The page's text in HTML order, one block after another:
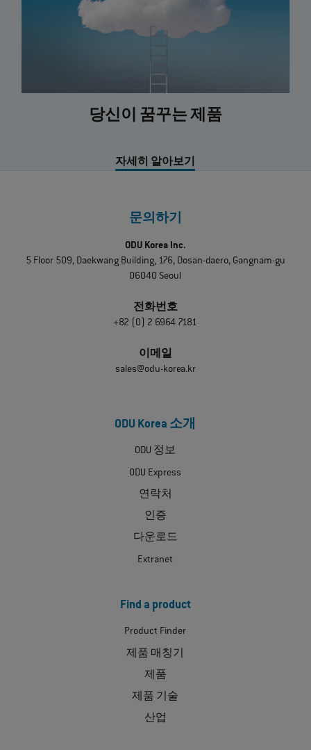
당신이 꿈꾸는 제품
자세히 알아보기
문의하기
ODU Korea Inc.
5 Floor 509, Daekwang Building, 176, Dosan-daero, Gangnam-gu
06040 Seoul
전화번호
+82 (0) 2 6964 7181
이메일
sales@odu-korea.kr
ODU Korea 소개
ODU 정보
ODU Express
연락처
인증
다운로드
Extranet
Find a product
Product Finder
제품 매칭기
제품
제품 기술
산업